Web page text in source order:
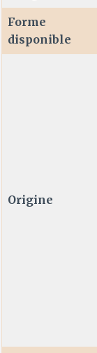
Forme
disponible
Origine